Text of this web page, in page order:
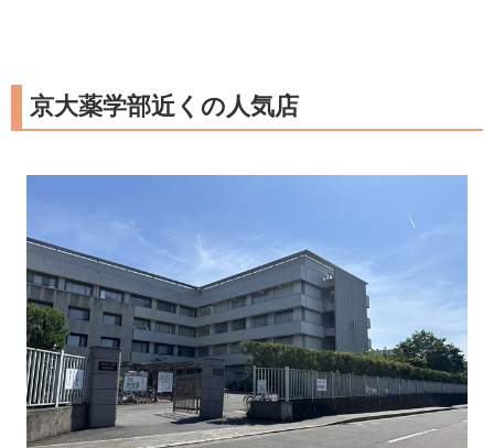
京大薬学部近くの人気店